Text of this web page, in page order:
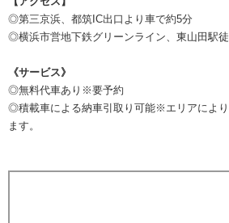
◎第三京浜、都筑IC出口より車で約5分
◎横浜市営地下鉄グリーンライン、東山田駅
《サービス》
◎無料代車あり※要予約
◎積載車による納車引取り可能※エリアにより
ます。